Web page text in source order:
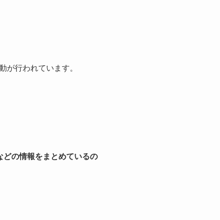
が行われています。
の情報をまとめているの